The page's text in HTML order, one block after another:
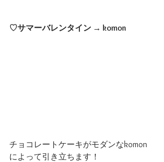
♡サマーバレンタイン → komon
チョコレートケーキがモダンなkomon
によって引き立ちます！